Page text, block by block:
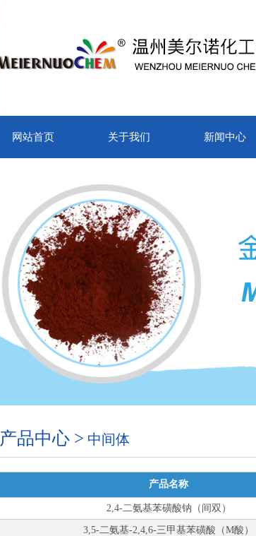
网站首页 关于我们 新闻中心
产品中心 > 中间体
产品名称
2,4-二氨基苯磺酸钠（间双）
3,5-二氨基-2,4,6-三甲基苯磺酸（M酸）